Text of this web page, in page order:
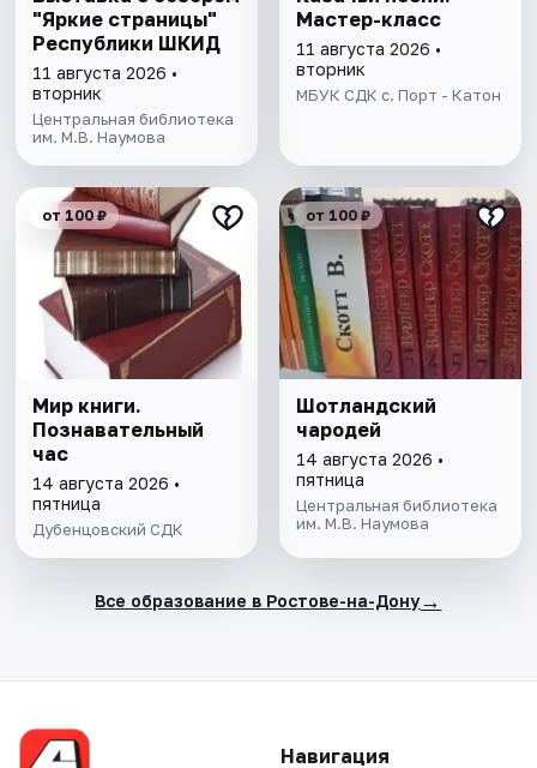
"Яркие страницы"
Республики ШКИД
11 августа 2026 •
вторник
Центральная библиотека
им. М.В. Наумова
Мастер-класс
11 августа 2026 •
вторник
МБУК СДК с. Порт - Катон
от 100 ₽
Мир книги.
Познавательный
час
14 августа 2026 •
пятница
Дубенцовский СДК
от 100 ₽
Шотландский
чародей
14 августа 2026 •
пятница
Центральная библиотека
им. М.В. Наумова
Все образование в Ростове-на-Дону→
Навигация